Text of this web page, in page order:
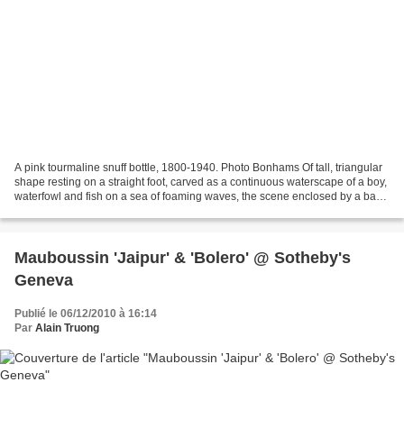
A pink tourmaline snuff bottle, 1800-1940. Photo Bonhams Of tall, triangular
shape resting on a straight foot, carved as a continuous waterscape of a boy,
waterfowl and fish on a sea of foaming waves, the scene enclosed by a bank
Mauboussin 'Jaipur' & 'Bolero' @ Sotheby's
Geneva
Publié le 06/12/2010 à 16:14
Par Alain Truong